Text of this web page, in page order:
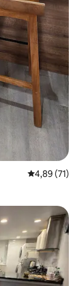
4,89 de uma
4,89 (71)